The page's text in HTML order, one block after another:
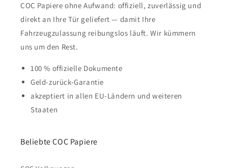
COC Papiere ohne Aufwand: offiziell, zuverlässig und
direkt an Ihre Tür geliefert — damit Ihre
Fahrzeugzulassung reibungslos läuft. Wir kümmern
uns um den Rest.
100 % offizielle Dokumente
Geld-zurück-Garantie
akzeptiert in allen EU-Ländern und weiteren
Staaten
Beliebte COC Papiere